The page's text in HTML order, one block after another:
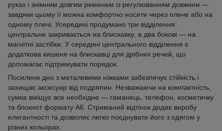
руках і знімним довгим ременем із регулюванням довжини —
завдяки цьому її можна комфортно носити через плече або на
одному плечі. Усередині продумано три відділення:
центральне закривається на блискавку, а два бокові — на
магнітні застібки. У середині центрального відділення є
додаткова кишеня на блискавці для дрібних речей, що
допомагає підтримувати порядок.
Посилене дно з металевими ніжками забезпечує стійкість і
захищає аксесуар від подряпин. Незважаючи на компактність,
сумка вміщує все необхідне — гаманець, телефон, косметичку
та блокнот формату А6. Стриманий відтінок додає виробу
елегантності та дозволяє легко поєднувати його з одягом у
різних кольорах.